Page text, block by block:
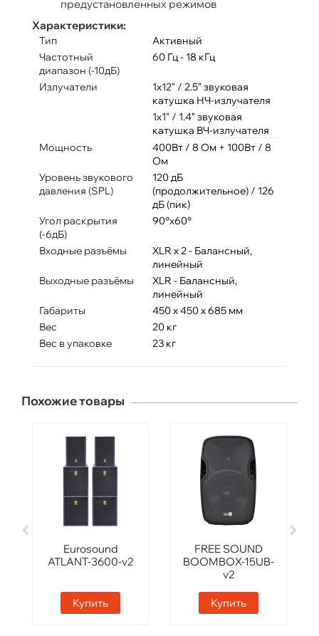
предустановленных режимов
Характеристики:
Тип
Активный
Частотный
диапазон (-10дБ)
60 Гц - 18 кГц
Излучатели
1x12" / 2.5" звуковая
катушка НЧ-излучателя
1х1" / 1.4" звуковая
катушка ВЧ-излучателя
Мощность
400Вт / 8 Ом + 100Вт / 8
Ом
Уровень звукового
давления (SPL)
120 дБ
(продолжительное) / 126
дБ (пик)
Угол раскрытия
(-6дБ)
90°х60°
Входные разъёмы
XLR x 2 - Балансный,
линейный
Выходные разъёмы
XLR - Балансный,
линейный
Габариты
450 х 450 x 685 мм
Вес
20 кг
Вес в упаковке
23 кг
Похожие товары
Eurosound
ATLANT-3600-v2
Купить
FREE SOUND
BOOMBOX-15UB-
v2
Купить